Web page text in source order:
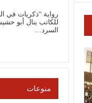
رواية “ذكريات في
للكاتب ينال أبو
السرد…
منوعات